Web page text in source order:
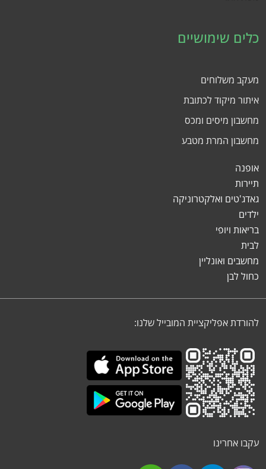
כלים שימושיים
מעקב משלוחים
איתור מיקוד לכתובת
מחשבון מיסים ומכס
מחשבון המרת מטבע
אופנה
תיירות
גאדג'טים ואלקטרוניקה
ילדים
בריאות ויופי
לבית
מחשבים ואונליין
כחול לבן
להורדת אפליקציית המובייל שלנו:
עקבו אחרינו